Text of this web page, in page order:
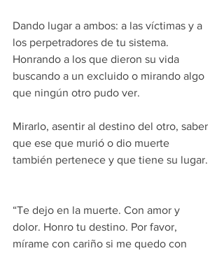
Dando lugar a ambos: a las víctimas y a
los perpetradores de tu sistema.
Honrando a los que dieron su vida
buscando a un excluido o mirando algo
que ningún otro pudo ver.
Mirarlo, asentir al destino del otro, saber
que ese que murió o dio muerte
también pertenece y que tiene su lugar.
“Te dejo en la muerte. Con amor y
dolor. Honro tu destino. Por favor,
mírame con cariño si me quedo con